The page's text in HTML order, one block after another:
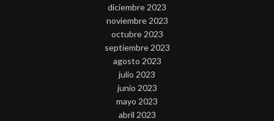
diciembre 2023
noviembre 2023
octubre 2023
septiembre 2023
agosto 2023
julio 2023
junio 2023
mayo 2023
abril 2023